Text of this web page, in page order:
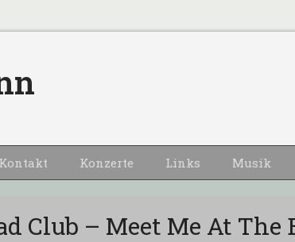
Kontakt Konzerte Links Musik
Club – Meet Me At The